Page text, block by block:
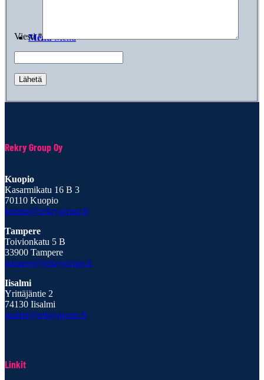
Menu Menu
Viesti*
Rekry Group Oy
Kuopio
Kasarmikatu 16 B 3
70110 Kuopio
kuopio@rekrygroup.fi
Tampere
Toivionkatu 5 B
33900 Tampere
tampere@rekrygroup.fi
Iisalmi
Yrittäjäntie 2
74130 Iisalmi
iisalmi@rekrygroup.fi
Linkit